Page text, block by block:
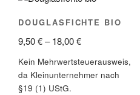
DOUGLASFICHTE BIO
9,50€–18,00€
Kein Mehrwertsteuerausweis,
da Kleinunternehmer nach
§19 (1) UStG.